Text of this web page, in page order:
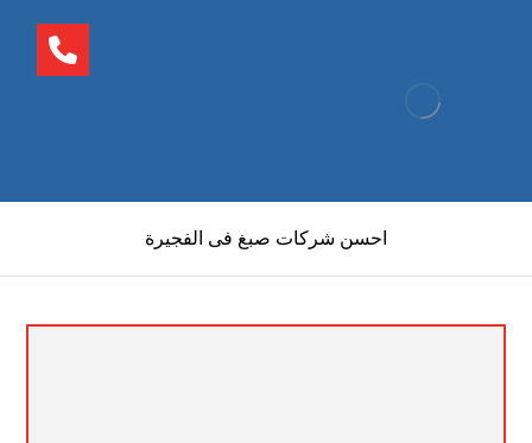
احسن شركات صبغ فى الفجيرة